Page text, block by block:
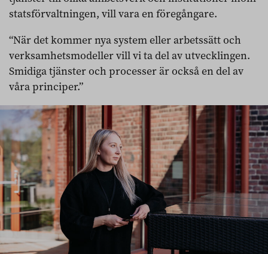
statsförvaltningen, vill vara en föregångare.
“När det kommer nya system eller arbetssätt och
verksamhetsmodeller vill vi ta del av utvecklingen.
Smidiga tjänster och processer är också en del av
våra principer.”